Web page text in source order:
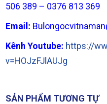
506 389 – 0376 813 369
Email:
Kênh Youtube: https://
v=HOJzFJlAUJg
SẢN PHẨM TƯƠNG TỰ